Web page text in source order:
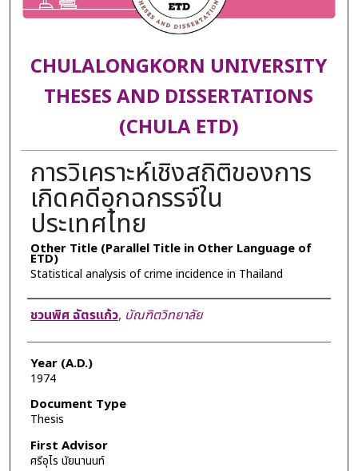
CHULALONGKORN UNIVERSITY
THESES AND DISSERTATIONS
(CHULA ETD)
การวิเคราะห์เชิงสถิติของการ
เกิดคดีอุกฉกรรจ์ใน
ประเทศไทย
Other Title (Parallel Title in Other Language of
ETD)
Statistical analysis of crime incidence in Thailand
Author
ชวนพิศ ฉัตรแก้ว, บัณฑิตวิทยาลัย
Year (A.D.)
1974
Document Type
Thesis
First Advisor
ศรีอุไร นัยนานนท์